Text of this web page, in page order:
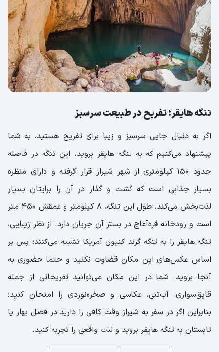
تنگه هایقر؛ تفریح در طبیعت سرسبز
اگر به دنبال جایی سرسبز و زیبا برای تفریح هستید، به شما
پیشنهاد می‌کنیم که به تنگه هایقر بروید. این تنگه در فاصله
حدود 150 کیلومتری از شهر شیراز قرار گرفته و دارای منظره
بسیار جذابی است که گشت و گذار در آن را برایتان بسیار
لذت‌بخش می‌کند. طول این تنگه، 8 کیلومتر و عمقش 450 متر
است و رودخانه قره‌آغاج در بستر آن جریان دارد. از نظر زیبایی،
تنگه هایقر را به تنگه گرند کنیون آمریکا تشبیه می‌کنند؛ پس بر
اساس عکس‌های این مکان قضاوت نکنید و حتما حضوری به
آنجا بروید. شما در این مکان می‌توانید تفریحاتی از جمله
قایق‌سواری، آب‌تنی، عکاسی و صخره‌نوردی را امتحان کنید؛
بنابراین اگر در سفر به شیراز وقت کافی را دارید در فصل بهار یا
تابستان به تنگه هایقر بروید و لذت واقعی را تجربه کنید.